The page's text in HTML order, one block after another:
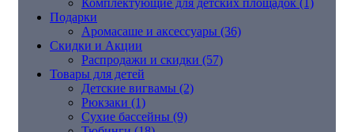
Комплектующие для детских площадок (1)
Подарки
Аромасаше и аксессуары (36)
Скидки и Акции
Распродажи и скидки (57)
Товары для детей
Детские вигвамы (2)
Рюкзаки (1)
Сухие бассейны (9)